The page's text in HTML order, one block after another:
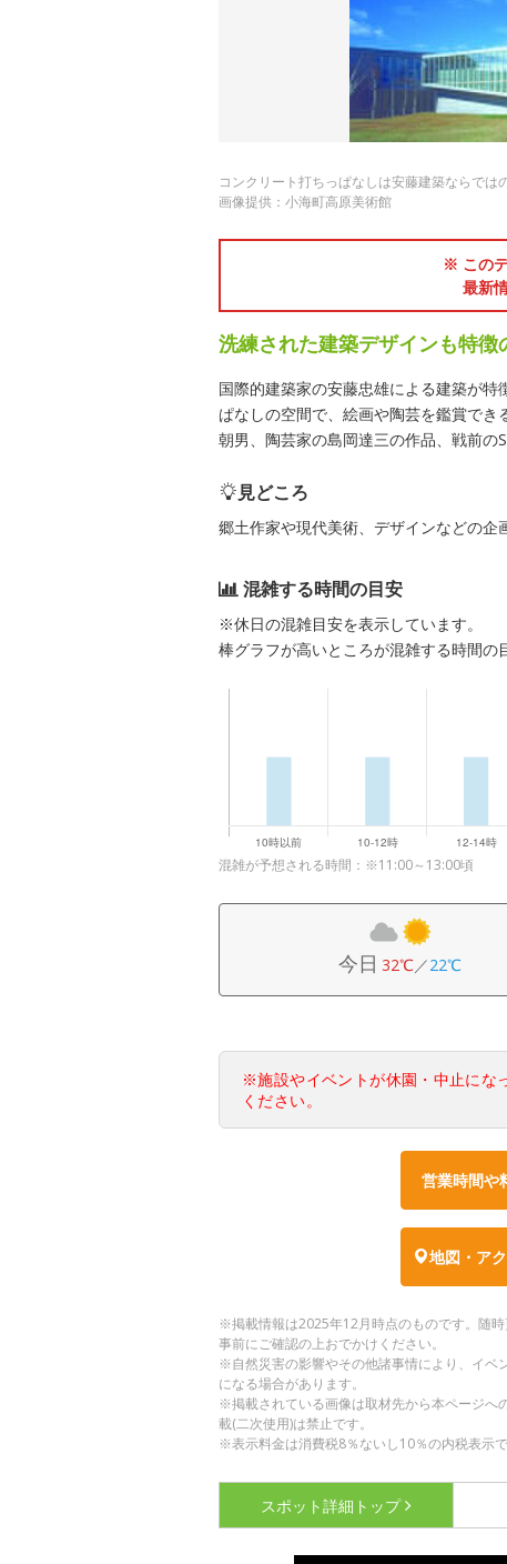
コンクリート打ちっぱなしは安藤建築ならでは
画像提供：小海町高原美術館
※ この
最新
洗練された建築デザインも特徴
国際的建築家の安藤忠雄による建築が
ぱなしの空間で、絵画や陶芸を鑑賞で
朝男、陶芸家の島岡達三の作品、戦前の
見どころ
郷土作家や現代美術、デザインなどの企
混雑する時間の目安
※休日の混雑目安を表示しています。
棒グラフが高いところが混雑する時間の
混雑が予想される時間：※11:00～13:00頃
今日 32℃／22℃
※施設やイベントが休園・中止にな
ください。
営業時間や
地図・ア
※掲載情報は2025年12月時点のものです。随
事前にご確認の上おでかけください。
※自然災害の影響やその他諸事情により、イベ
になる場合があります。
※掲載されている画像は取材先から本ページへ
載(二次使用)は禁止です。
※表示料金は消費税8％ないし10％の内税表示で
スポット詳細 トップ